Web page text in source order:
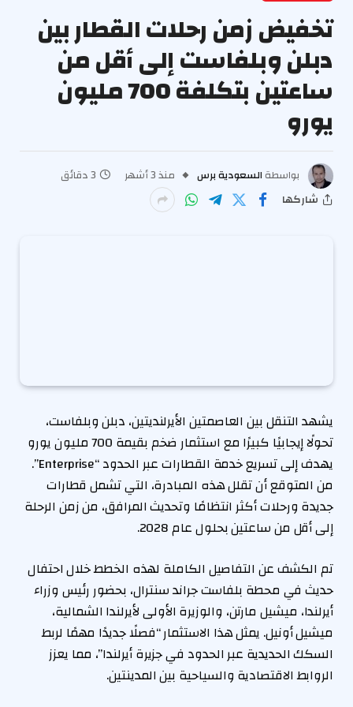
تخفيض زمن رحلات القطار بين
دبلن وبلفاست إلى أقل من
ساعتين بتكلفة 700 مليون
يورو
بواسطة السعودية برس منذ 3 أشهر
3 دقائق
شاركها
يشهد التنقل بين العاصمتين الأيرلنديتين، دبلن وبلفاست،
تحولًا إيجابيًا كبيرًا مع استثمار ضخم بقيمة 700 مليون يورو
يهدف إلى تسريع خدمة القطارات عبر الحدود “Enterprise”.
من المتوقع أن تقلل هذه المبادرة، التي تشمل قطارات
جديدة ورحلات أكثر انتظامًا وتحديث المرافق، من زمن الرحلة
إلى أقل من ساعتين بحلول عام 2028.
تم الكشف عن التفاصيل الكاملة لهذه الخطط خلال احتفال
حديث في محطة بلفاست جراند سنترال، بحضور رئيس وزراء
أيرلندا، ميشيل مارتن، والوزيرة الأولى لأيرلندا الشمالية،
ميشيل أونيل. يمثل هذا الاستثمار “فصلًا جديدًا مهمًا لربط
السكك الحديدية عبر الحدود في جزيرة أيرلندا”، مما يعزز
الروابط الاقتصادية والسياحية بين المدينتين.